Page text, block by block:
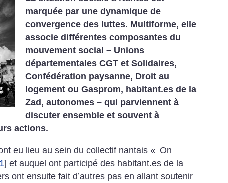
marquée par une dynamique de
convergence des luttes. Multiforme, elle
associe différentes composantes du
mouvement social – Unions
départementales CGT et Solidaires,
Confédération paysanne, Droit au
logement ou Gasprom, habitant.es de la
Zad, autonomes – qui parviennent à
discuter ensemble et souvent à
actions.
eu lieu au sein du collectif nantais « On
1] et auquel ont participé des habitant.es de la
ont ensuite fait d’autres pas en allant soutenir